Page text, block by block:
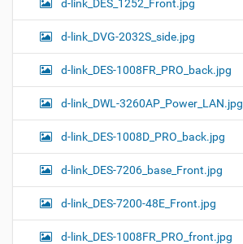
d-link_DES_1252_Front.jpg
d-link_DVG-2032S_side.jpg
d-link_DES-1008FR_PRO_back.jpg
d-link_DWL-3260AP_Power_LAN.jpg
d-link_DES-1008D_PRO_back.jpg
d-link_DES-7206_base_Front.jpg
d-link_DES-7200-48E_Front.jpg
d-link_DES-1008FR_PRO_front.jpg